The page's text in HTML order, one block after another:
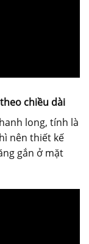
chiều dài
long, tính là
nên thiết kế
gắn ở mặt